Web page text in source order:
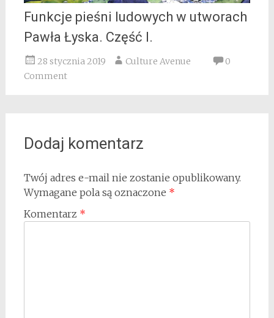
Funkcje pieśni ludowych w utworach
Pawła Łyska. Część I.
28 stycznia 2019 Culture Avenue
0
Comment
Dodaj komentarz
Twój adres e-mail nie zostanie opublikowany.
Wymagane pola są oznaczone *
Komentarz *